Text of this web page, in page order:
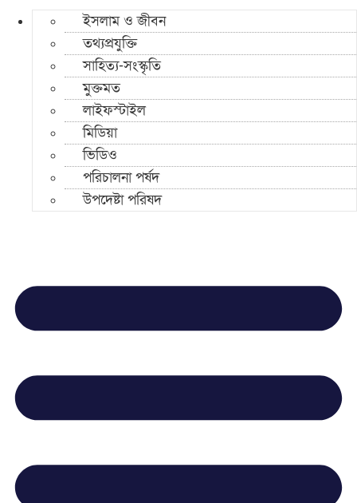
ইসলাম ও জীবন
তথ্যপ্রযুক্তি
সাহিত্য-সংস্কৃতি
মুক্তমত
লাইফস্টাইল
মিডিয়া
ভিডিও
পরিচালনা পর্ষদ
উপদেষ্টা পরিষদ